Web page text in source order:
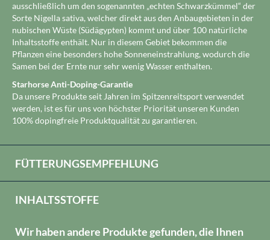
ausschließlich um den sogenannten „echten Schwarzkümmel“ der
Sorte Nigella sativa, welcher direkt aus den Anbaugebieten in der
nubischen Wüste (Südägypten) kommt und über 100 natürliche
Inhaltsstoffe enthält. Nur in diesem Gebiet bekommen die
Pflanzen eine besonders hohe Sonneneinstrahlung, wodurch die
Samen bei der Ernte nur sehr wenig Wasser enthalten.
Starhorse Anti-Doping-Garantie
Da unsere Produkte seit Jahren im Spitzenreitsport verwendet
werden, ist es für uns von höchster Priorität unseren Kunden
100% dopingfreie Produktqualität zu garantieren.
FÜTTERUNGSEMPFEHLUNG
INHALTSSTOFFE
Wir haben andere Produkte gefunden, die Ihnen